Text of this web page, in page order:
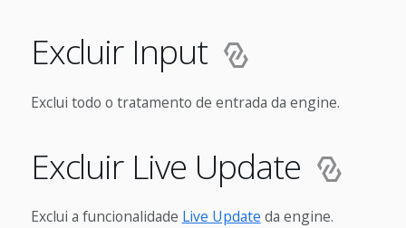
Excluir Input
Exclui todo o tratamento de entrada da engine.
Excluir Live Update
Exclui a funcionalidade Live Update da engine.